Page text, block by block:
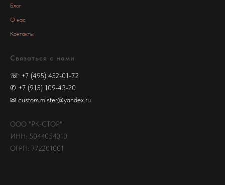
Блог
О нас
Контакты
Связаться с нами
☏ +7 (495) 452-01-72
✆ +7 (915) 109-43-20
✉ custom.mister@yandex.ru
ООО "РК-СТОР"
ИНН: 5044054010
ОГРН: 772201001